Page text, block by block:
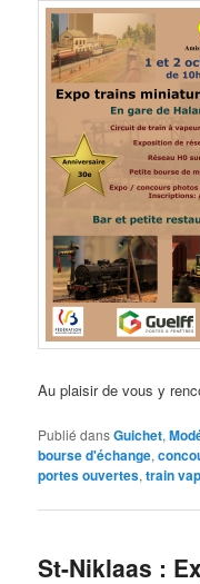
Au plaisir de vous y
Publié dansGuichet,
bourse d'échange,
portes ouvertes,train
St-Niklaas :